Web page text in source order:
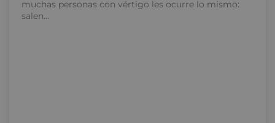
muchas personas con vértigo les ocurre lo mismo:
salen…